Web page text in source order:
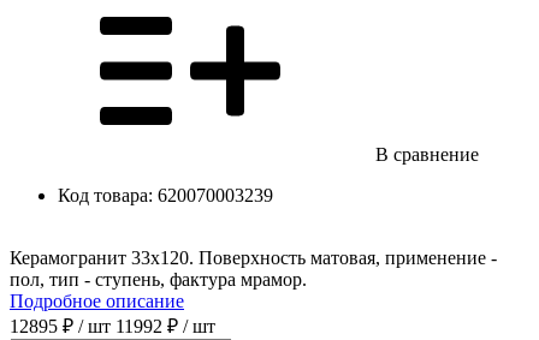
В сравнение
Код товара: 620070003239
Керамогранит 33x120. Поверхность матовая, применение -
пол, тип - ступень, фактура мрамор.
Подробное описание
12895 ₽ / шт 11992 ₽ / шт